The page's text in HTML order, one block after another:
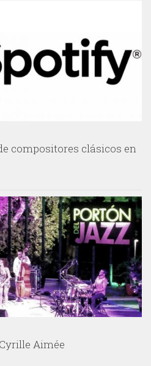
compositores clásicos en
Aimée